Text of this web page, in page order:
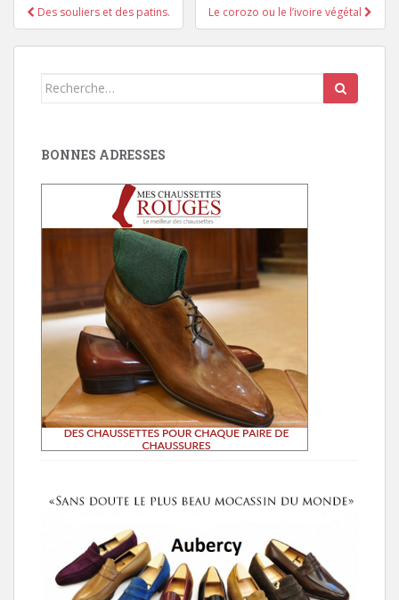
Pagination
d'article
Des souliers et des patins. Le corozo ou le l’ivoire végétal
Search
BONNES ADRESSES